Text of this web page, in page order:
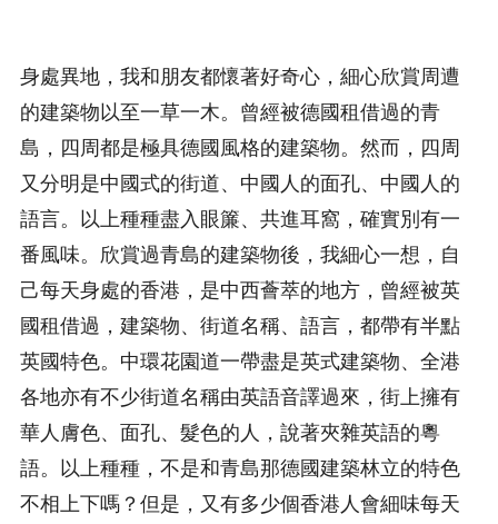
身處異地，我和朋友都懷著好奇心，細心欣賞周遭
的建築物以至一草一木。曾經被德國租借過的青
島，四周都是極具德國風格的建築物。然而，四周
又分明是中國式的街道、中國人的面孔、中國人的
語言。以上種種盡入眼簾、共進耳窩，確實別有一
番風味。欣賞過青島的建築物後，我細心一想，自
己每天身處的香港，是中西薈萃的地方，曾經被英
國租借過，建築物、街道名稱、語言，都帶有半點
英國特色。中環花園道一帶盡是英式建築物、全港
各地亦有不少街道名稱由英語音譯過來，街上擁有
華人膚色、面孔、髮色的人，說著夾雜英語的粵
語。以上種種，不是和青島那德國建築林立的特色
不相上下嗎？但是，又有多少個香港人會細味每天